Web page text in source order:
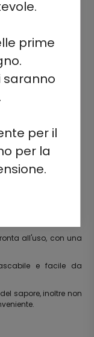
prime
saranno
per il
per la
all'uso, con una
e facile da
sapore, inoltre non